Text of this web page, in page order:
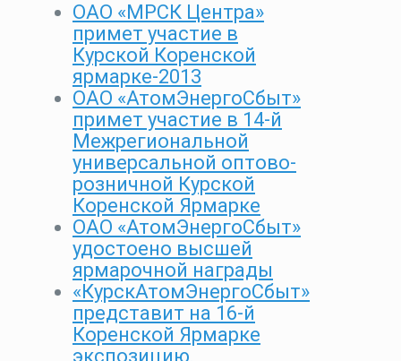
ОАО «МРСК Центра»
примет участие в
Курской Коренской
ярмарке-2013
ОАО «АтомЭнергоСбыт»
примет участие в 14-й
Межрегиональной
универсальной оптово-
розничной Курской
Коренской Ярмарке
ОАО «АтомЭнергоСбыт»
удостоено высшей
ярмарочной награды
«КурскАтомЭнергоСбыт»
представит на 16-й
Коренской Ярмарке
экспозицию,